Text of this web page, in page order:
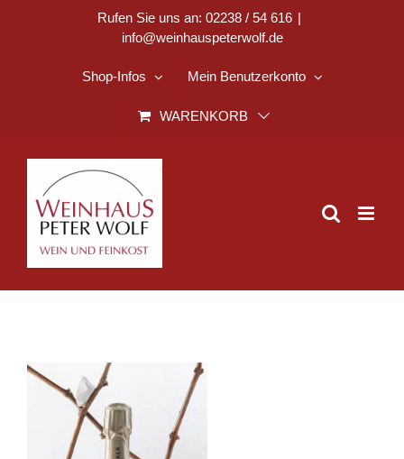
Rufen Sie uns an: 02238 / 54 616 |
info@weinhauspeterwolf.de
Shop-Infos Mein Benutzerkonto
WARENKORB